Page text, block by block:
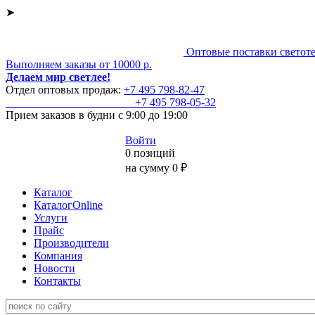
➤
Оптовые поставки
Выполняем заказы от 10000 р.
Делаем мир светлее!
Отдел оптовых продаж: +7 495 798-82-47
+7 495 798-05-32
Прием заказов в будни с 9:00 до 19:00
Войти
0 позиций
на сумму 0 ₽
Каталог
КаталогOnline
Услуги
Прайс
Производители
Компания
Новости
Контакты